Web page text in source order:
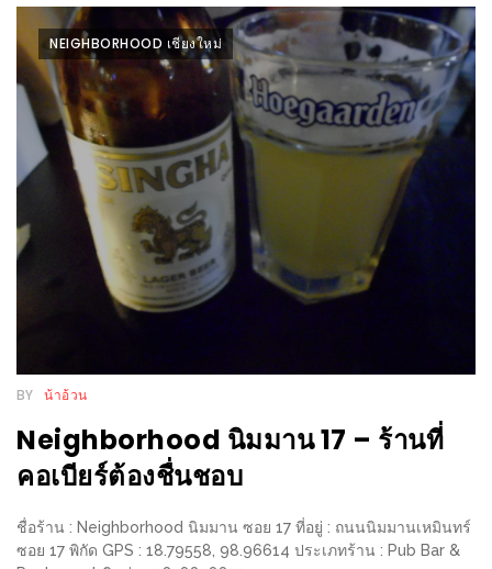
MY
ACCOUNT
FACEBOOK
TIMELINE
POLICY
OKTOBERFEST
ครั้ง
เบียร์
ที่
ใหญ่
ที่สุด
ใน
NEIGHBORHOOD เชียงใหม่
BY น้าอ้วน
Neighborhood นิมมาน 17 – ร้านที่
คอเบียร์ต้องชื่นชอบ
ชื่อร้าน : Neighborhood นิมมาน ซอย 17 ที่อยู่ : ถนนนิมมานเหมินทร์
ซอย 17 พิกัด GPS : 18.79558, 98.96614 ประเภทร้าน : Pub Bar &